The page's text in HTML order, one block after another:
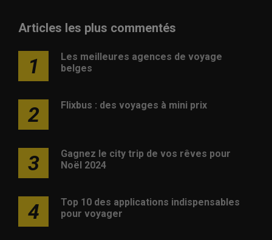
Articles les plus commentés
1
Les meilleures agences de voyage
belges
2 Flixbus : des voyages à mini prix
3
Gagnez le city trip de vos rêves pour
Noël 2024
4
Top 10 des applications indispensables
pour voyager